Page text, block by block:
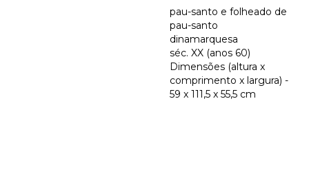
pau-santo e folheado de
pau-santo
dinamarquesa
séc. XX (anos 60)
Dimensões (altura x
comprimento x largura) -
59 x 111,5 x 55,5 cm